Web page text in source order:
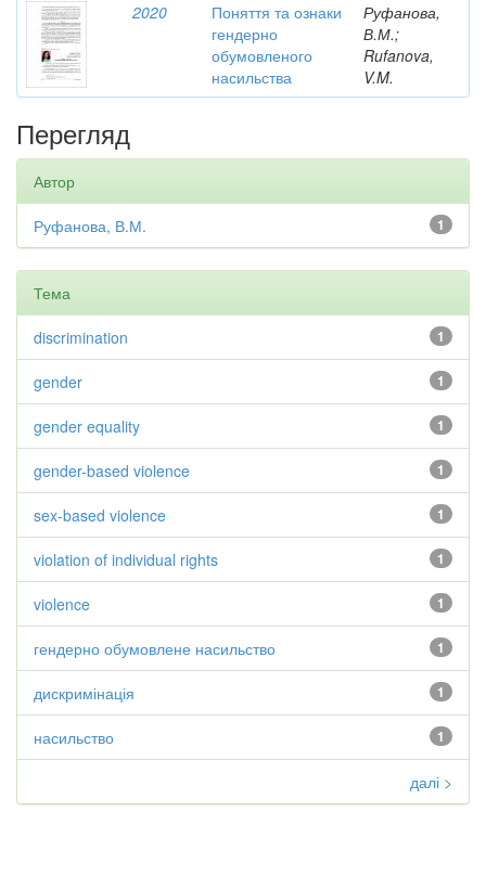
2020
Поняття та ознаки
гендерно
обумовленого
насильства
Руфанова,
В.М.;
Rufanova,
V.M.
Перегляд
Автор
1
Руфанова, В.М.
Тема
1
discrimination
1
gender
1
gender equality
1
gender-based violence
1
sex-based violence
1
violation of individual rights
1
violence
1
гендерно обумовлене насильство
1
дискримінація
1
насильство
далі >